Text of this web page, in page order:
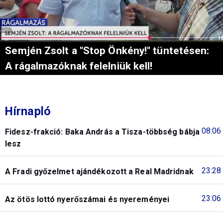
Semjén Zsolt a "Stop Önkény!" tüntetésen:
A rágalmazóknak felelniük kell!
Hírnapló
08:06
Fidesz-frakció: Baka András a Tisza-többség bábja
lesz
23:28
A Fradi győzelmet ajándékozott a Real Madridnak
23:06
Az ötös lottó nyerőszámai és nyereményei